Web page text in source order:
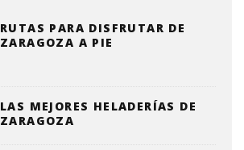
RUTAS PARA DISFRUTAR DE
ZARAGOZA A PIE
LAS MEJORES HELADERÍAS DE
ZARAGOZA